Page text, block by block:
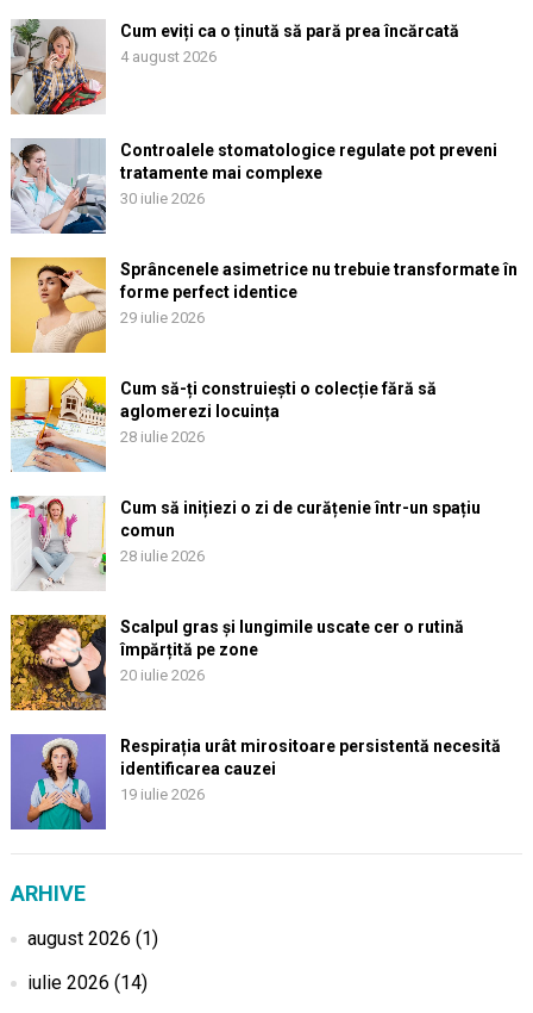
Cum eviți ca o ținută să pară prea încărcată
4 august 2026
Controalele stomatologice regulate pot preveni
tratamente mai complexe
30 iulie 2026
Sprâncenele asimetrice nu trebuie transformate în
forme perfect identice
29 iulie 2026
Cum să-ți construiești o colecție fără să
aglomerezi locuința
28 iulie 2026
Cum să inițiezi o zi de curățenie într-un spațiu
comun
28 iulie 2026
Scalpul gras și lungimile uscate cer o rutină
împărțită pe zone
20 iulie 2026
Respirația urât mirositoare persistentă necesită
identificarea cauzei
19 iulie 2026
ARHIVE
august 2026 (1)
iulie 2026 (14)